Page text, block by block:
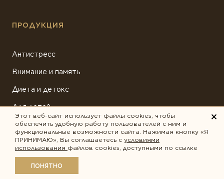
ПОКАЗАТЬ ФИЛЬТРЫ
Этот веб-сайт использует файлы cookies, чтобы
обеспечить удобную работу пользователей с ним и
функциональные возможности сайта. Нажимая кнопку «Я
ПРИНИМАЮ», Вы соглашаетесь с условиями
использования файлов cookies, доступными по ссылке
ПОНЯТНО
ПРОДУКЦИЯ
Антистресс
Внимание и память
Диета и детокс
Для детей
Ежедневная поддержка
Женское здоровье
Забота о сердце